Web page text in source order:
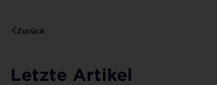
Zurück
Letzte Artikel